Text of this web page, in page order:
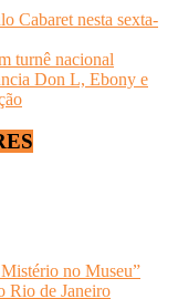
Cabaret nesta sexta-
turnê nacional
Don L, Ebony e
no Museu”
Rio de Janeiro